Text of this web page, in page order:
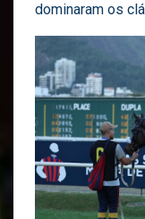
dominaram os